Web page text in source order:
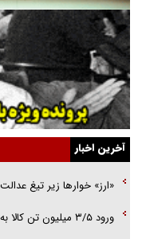
ارتقا می‌داد
راننده مست به قانون می‌خندد
همه آقای دوربینی شده‌ایم!
قصه ناتمام سرویس مدارس
آیا مقاومت فلسطین
آخرین اخبار
«ارز» خوار‌ها زیر تیغ عدالت ۲۸ نفر در پرونده تعهدات ارزی بازداشت شدند
ورود ۳/۵ میلیون تن کالا به کشور با قاعده «قبض انبار»